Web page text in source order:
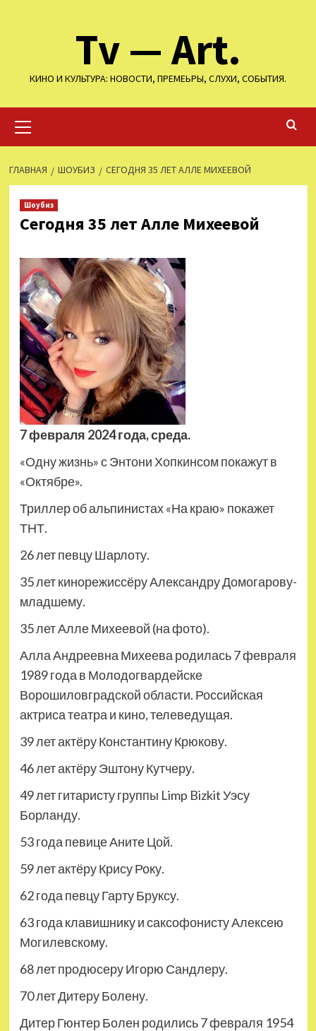
Tv — Art.
КИНО И КУЛЬТУРА: НОВОСТИ, ПРЕМЕЬРЫ, СЛУХИ, СОБЫТИЯ.
меню
ГЛАВНАЯ ШОУБИЗ СЕГОДНЯ 35 ЛЕТ АЛЛЕ МИХЕЕВОЙ
Шоубиз
Сегодня 35 лет Алле Михеевой
7 февраля 2024 года, среда.
«Одну жизнь» с Энтони Хопкинсом покажут в
«Октябре».
Триллер об альпинистах «На краю» покажет
ТНТ.
26 лет певцу Шарлоту.
35 лет кинорежиссёру Александру Домогарову-
младшему.
35 лет Алле Михеевой (на фото).
Алла Андреевна Михеева родилась 7 февраля
1989 года в Молодогвардейске
Ворошиловградской области. Российская
актриса театра и кино, телеведущая.
39 лет актёру Константину Крюкову.
46 лет актёру Эштону Кутчеру.
49 лет гитаристу группы Limp Bizkit Уэсу
Борланду.
53 года певице Аните Цой.
59 лет актёру Крису Року.
62 года певцу Гарту Бруксу.
63 года клавишнику и саксофонисту Алексею
Могилевскому.
68 лет продюсеру Игорю Сандлеру.
70 лет Дитеру Болену.
Дитер Гюнтер Болен родились 7 февраля 1954